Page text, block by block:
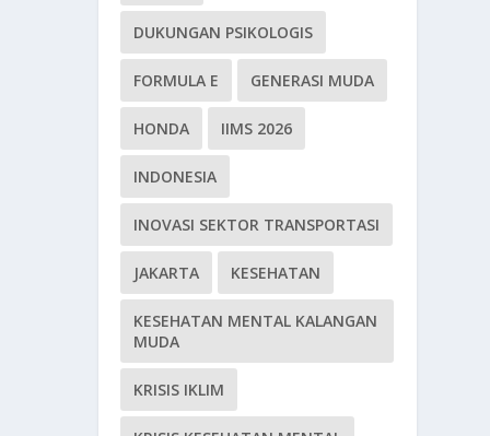
DUKUNGAN PSIKOLOGIS
FORMULA E GENERASI MUDA
HONDA IIMS 2026
INDONESIA
INOVASI SEKTOR TRANSPORTASI
JAKARTA KESEHATAN
KESEHATAN MENTAL KALANGAN
MUDA
KRISIS IKLIM